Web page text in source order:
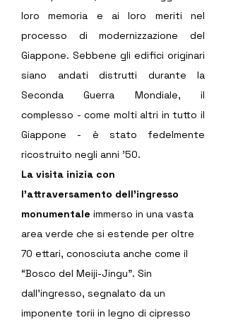
loro memoria e ai loro meriti nel
processo di modernizzazione del
Giappone. Sebbene gli edifici originari
siano andati distrutti durante la
Seconda Guerra Mondiale, il
complesso - come molti altri in tutto il
Giappone - è stato fedelmente
ricostruito negli anni ’50.
La visita inizia con
l'attraversamento dell'ingresso
monumentale immerso in una vasta
area verde che si estende per oltre
70 ettari, conosciuta anche come il
“Bosco del Meiji-Jingu”. Sin
dall’ingresso, segnalato da un
imponente torii in legno di cipresso